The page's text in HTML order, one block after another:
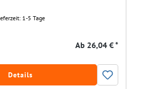
1-5 Tage
Ab 26,04 € *
Details